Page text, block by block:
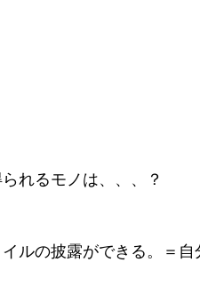
れるモノは、、、？
ルの披露ができる。＝自